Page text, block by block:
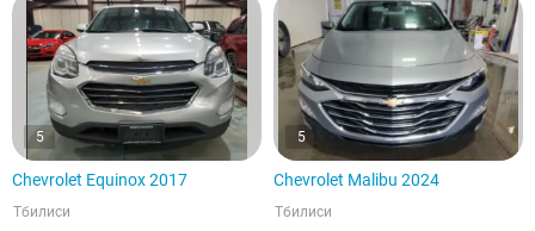
5
Chevrolet Equinox 2017
Тбилиси
5
Chevrolet Malibu 2024
Тбилиси